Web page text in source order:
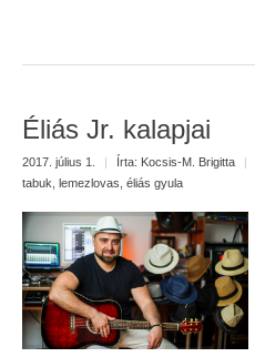
Éliás Jr. kalapjai
2017. július 1. | Írta: Kocsis-M. Brigitta |
tabuk lemezlovas éliás gyula